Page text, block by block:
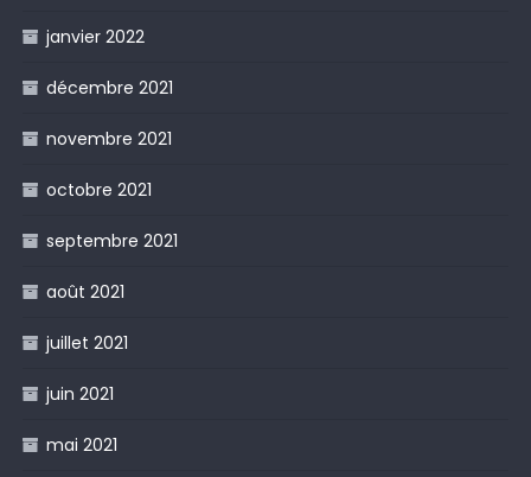
janvier 2022
décembre 2021
novembre 2021
octobre 2021
septembre 2021
août 2021
juillet 2021
juin 2021
mai 2021